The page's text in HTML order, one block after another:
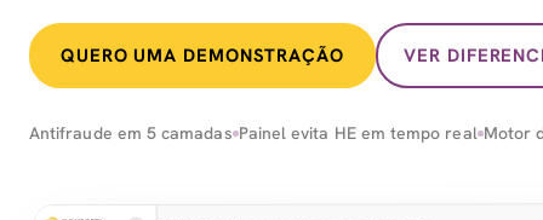
QUERO UMA DEMONSTRAÇÃO VER
Antifraude em 5 camadas Painel evita HE em tempo real Motor